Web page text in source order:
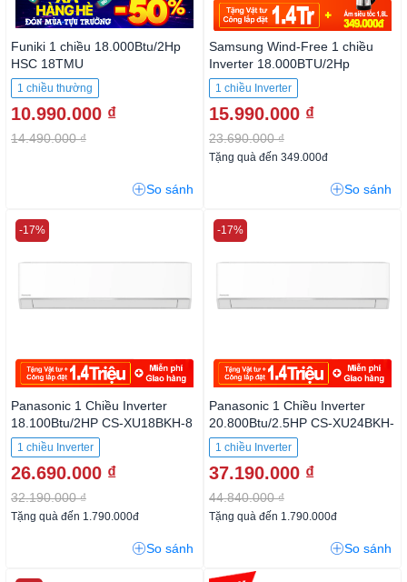
Funiki 1 chiều 18.000Btu/2Hp
HSC 18TMU
1 chiều thường
10.990.000 ₫
14.490.000 ₫
So sánh
Samsung Wind-Free 1 chiều
Inverter 18.000BTU/2Hp
AR18CYFCAWKNSV
1 chiều Inverter
15.990.000 ₫
23.690.000 ₫
Tặng quà đến 349.000đ
So sánh
Panasonic 1 Chiều Inverter
18.100Btu/2HP CS-XU18BKH-8
1 chiều Inverter
26.690.000 ₫
32.190.000 ₫
-17%
Tặng quà đến 1.790.000đ
So sánh
Panasonic 1 Chiều Inverter
20.800Btu/2.5HP CS-XU24BKH-
81 chiều Inverter
37.190.000 ₫
44.840.000 ₫
-17%
Tặng quà đến 1.790.000đ
So sánh